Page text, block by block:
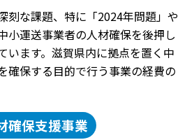
刻な課題、特に「2024年問題」や
小運送事業者の人材確保を後押し
います。滋賀県内に拠点を置く中
確保する目的で行う事業の経費の
確保支援事業